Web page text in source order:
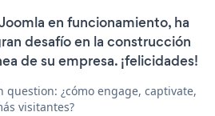
en funcionamiento, ha
desafío en la construcción
de su empresa. ¡felicidades!
question: ¿cómo engage, captivate,
visitantes?